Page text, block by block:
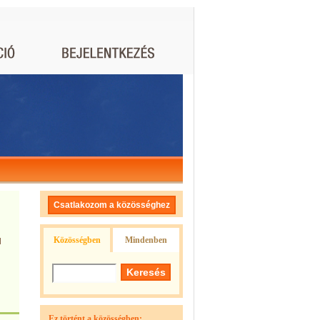
Csatlakozom a közösséghez
Közösségben Mindenben